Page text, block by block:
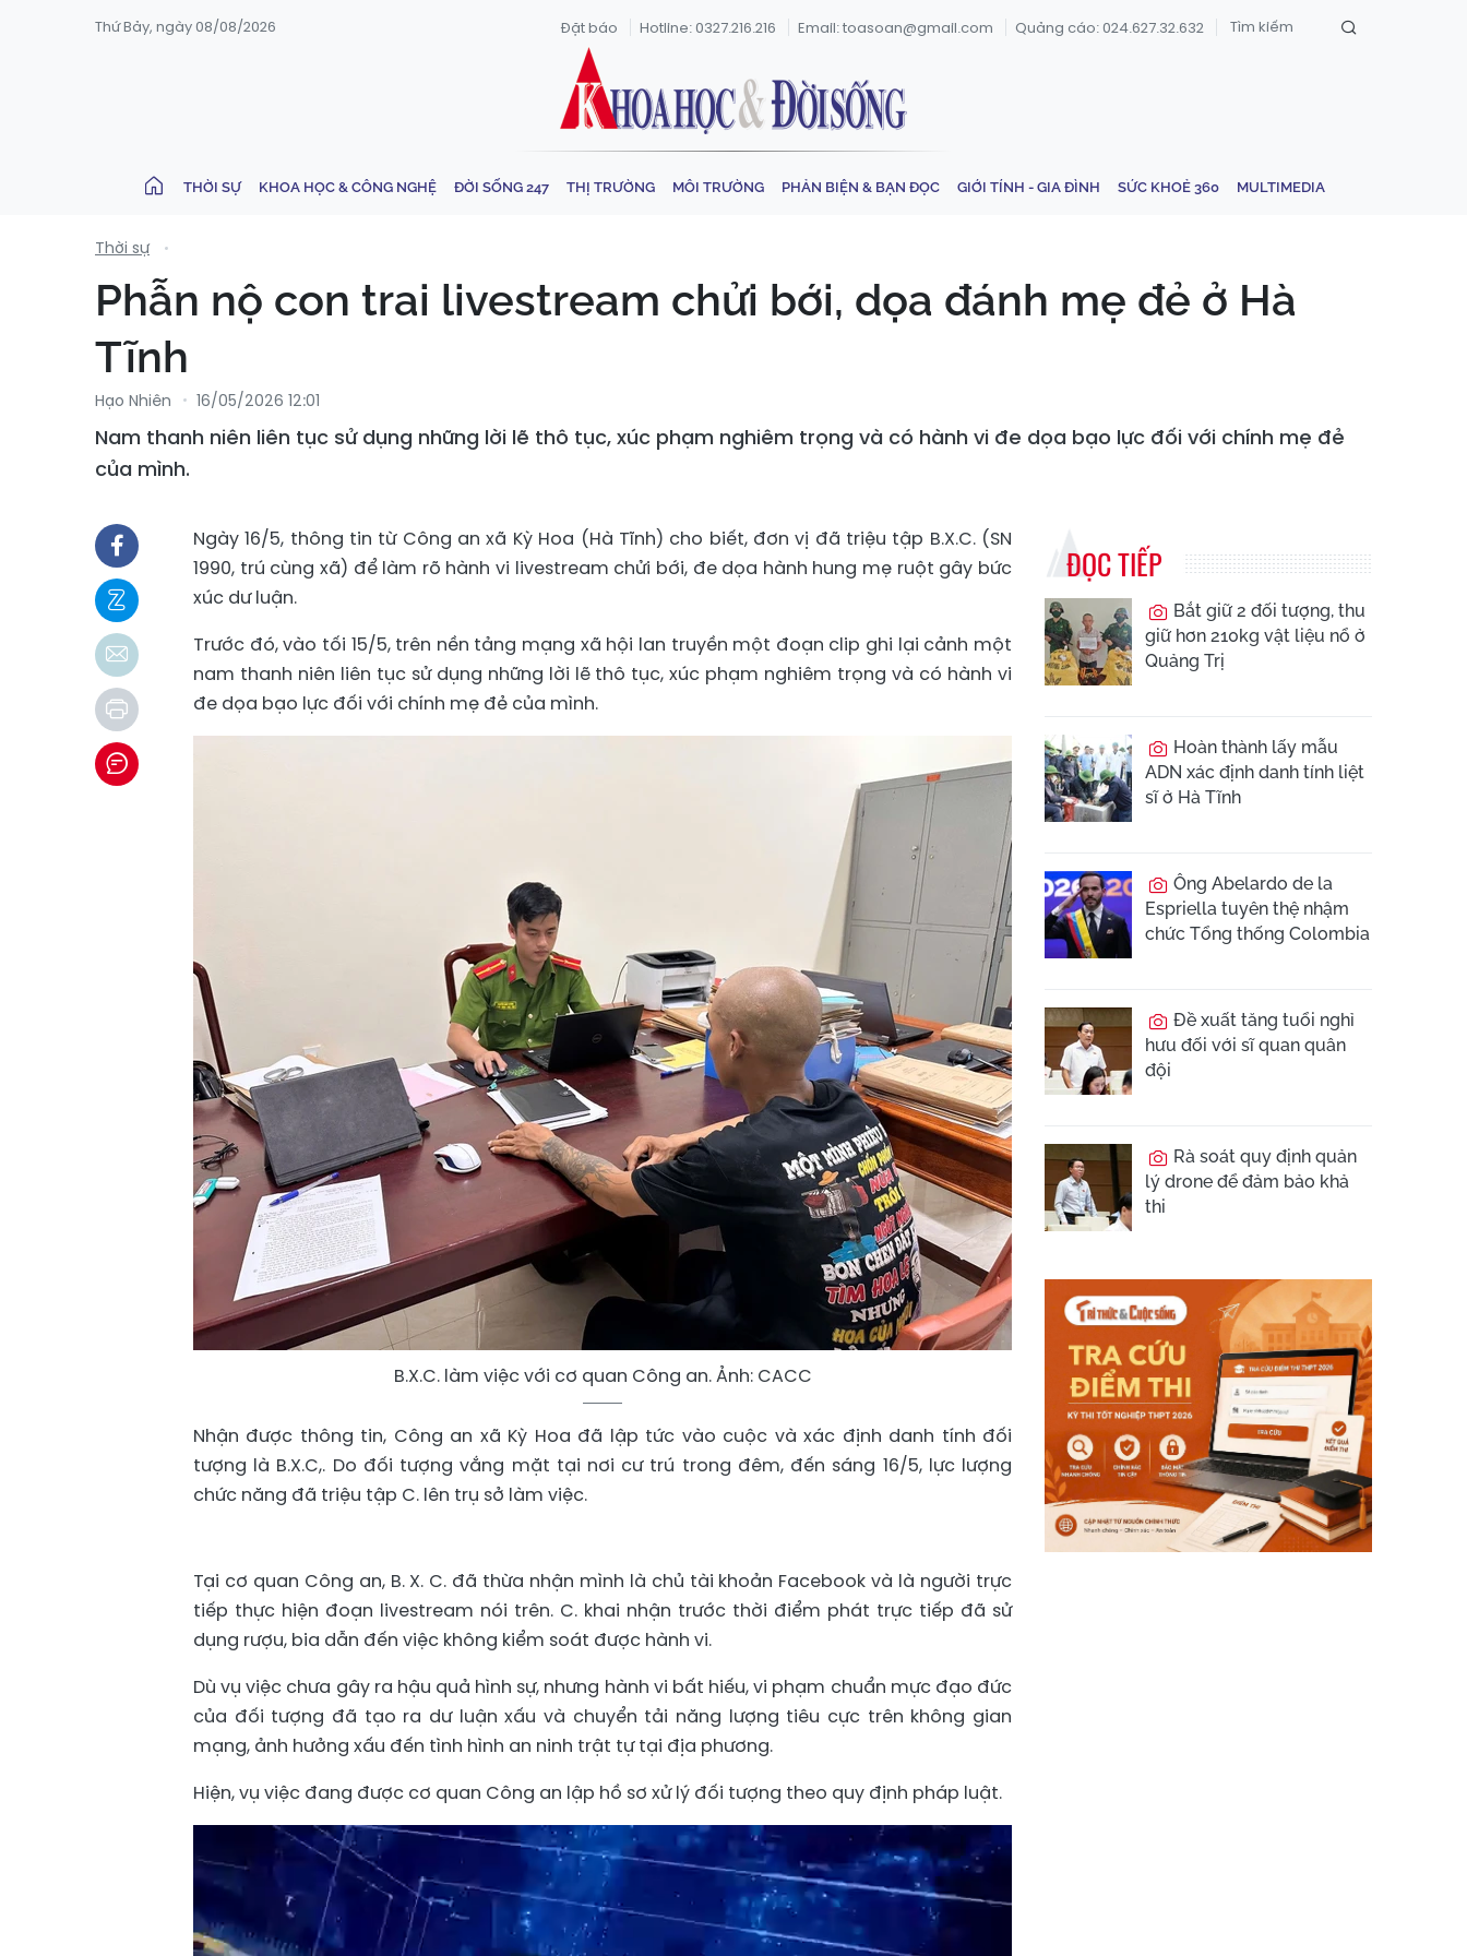
Thứ Bảy, ngày 08/08/2026 Đặt báo Hotline: 0327.216.216 Email: toasoan@gmail.com Quảng cáo: 024.627.32.632
THỜI SỰ KHOA HỌC & CÔNG NGHỆ ĐỜI SỐNG 247 THỊ TRƯỜNG MÔI TRƯỜNG PHẢN BIỆN & BẠN ĐỌC GIỚI TÍNH - GIA ĐÌNH SỨC KHOẺ 360 MULTIMEDIA
Thời sự
Phẫn nộ con trai livestream chửi bới, dọa đánh mẹ đẻ ở Hà
Tĩnh
Hạo Nhiên 16/05/2026 12:01
Nam thanh niên liên tục sử dụng những lời lẽ thô tục, xúc phạm nghiêm trọng và có hành vi đe dọa bạo lực đối với chính mẹ đẻ
của mình.
Ngày 16/5, thông tin từ Công an xã Kỳ Hoa (Hà Tĩnh) cho biết, đơn vị đã triệu tập B.X.C. (SN
1990, trú cùng xã) để làm rõ hành vi livestream chửi bới, đe dọa hành hung mẹ ruột gây bức
xúc dư luận.
Trước đó, vào tối 15/5, trên nền tảng mạng xã hội lan truyền một đoạn clip ghi lại cảnh một
nam thanh niên liên tục sử dụng những lời lẽ thô tục, xúc phạm nghiêm trọng và có hành vi
đe dọa bạo lực đối với chính mẹ đẻ của mình.
B.X.C. làm việc với cơ quan Công an. Ảnh: CACC
Nhận được thông tin, Công an xã Kỳ Hoa đã lập tức vào cuộc và xác định danh tính đối
tượng là B.X.C,. Do đối tượng vắng mặt tại nơi cư trú trong đêm, đến sáng 16/5, lực lượng
chức năng đã triệu tập C. lên trụ sở làm việc.
Tại cơ quan Công an, B. X. C. đã thừa nhận mình là chủ tài khoản Facebook và là người trực
tiếp thực hiện đoạn livestream nói trên. C. khai nhận trước thời điểm phát trực tiếp đã sử
dụng rượu, bia dẫn đến việc không kiểm soát được hành vi.
Dù vụ việc chưa gây ra hậu quả hình sự, nhưng hành vi bất hiếu, vi phạm chuẩn mực đạo đức
của đối tượng đã tạo ra dư luận xấu và chuyển tải năng lượng tiêu cực trên không gian
mạng, ảnh hưởng xấu đến tình hình an ninh trật tự tại địa phương.
Hiện, vụ việc đang được cơ quan Công an lập hồ sơ xử lý đối tượng theo quy định pháp luật.
ĐỌC TIẾP
Bắt giữ 2 đối tượng, thu
giữ hơn 210kg vật liệu nổ ở
Quảng Trị
Hoàn thành lấy mẫu
ADN xác định danh tính liệt
sĩ ở Hà Tĩnh
Ông Abelardo de la
Espriella tuyên thệ nhậm
chức Tổng thống Colombia
Đề xuất tăng tuổi nghỉ
hưu đối với sĩ quan quân
đội
Rà soát quy định quản
lý drone để đảm bảo khả
thi